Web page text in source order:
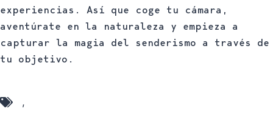
experiencias. Así que coge tu cámara,
aventúrate en la naturaleza y empieza a
capturar la magia del senderismo a través de
tu objetivo.
,